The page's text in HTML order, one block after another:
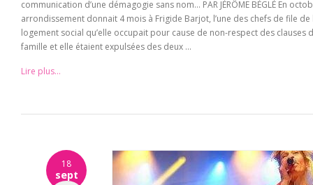
communication d’une démagogie sans nom… PAR JÉRÔME BÉGLÉ En
arrondissement donnait 4 mois à Frigide Barjot, l’une des chefs de file
logement social qu’elle occupait pour cause de non-respect des clauses
famille et elle étaient expulsées des deux ...
Lire plus...
18
sept